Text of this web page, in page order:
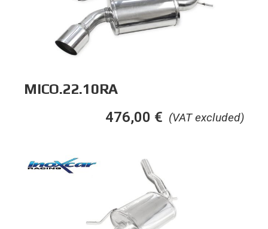
MICO.22.10RA
(VAT excluded)
476,00 €